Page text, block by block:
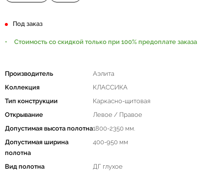
Под заказ
Стоимость со скидкой только при 100% предоплате заказа
Производитель
Аэлита
Коллекция
КЛАССИКА
Тип конструкции
Каркасно-щитовая
Открывание
Левое / Правое
Допустимая высота полотна1800-2350 мм.
Допустимая ширина
полотна
400-950 мм
Вид полотна
ДГ глухое